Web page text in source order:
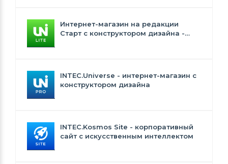
Интернет-магазин на редакции
Старт с конструктором дизайна -
INTEC.Universe - интернет-магазин с
конструктором дизайна
INTEC.Kosmos Site - корпоративный
сайт с искусственным интеллектом